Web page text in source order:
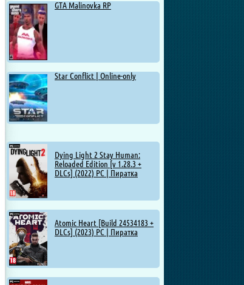
GTA Malinovka RP
Star Conflict | Online-only
Dying Light 2 Stay Human:
Reloaded Edition [v 1.28.3 +
DLCs] (2022) PC | Пиратка
Atomic Heart [Build 24534183 +
DLCs] (2023) PC | Пиратка